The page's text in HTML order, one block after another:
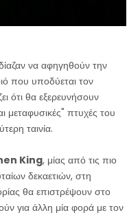
να αφηγηθούν την
που υποδύεται τον
ότι θα εξερευνήσουν
μεταφυσικές" πτυχές του
ταινία.
King, μίας από τις πιο
δεκαετιών, στη
θα επιστρέψουν στο
για άλλη μία φορά με τον